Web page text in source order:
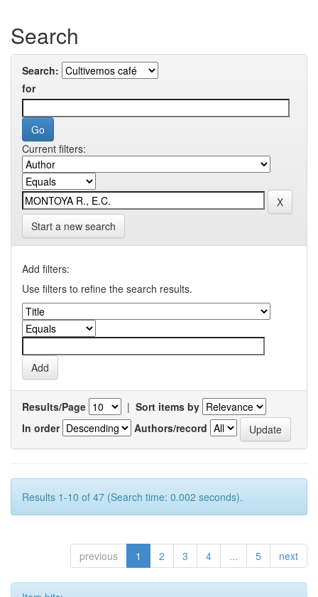
Search
Search:
for
Current filters:
Start a new search
Add filters:
Use filters to refine the search results.
Results/Page | Sort items by
In order
Authors/record
Results 1-10 of 47 (Search time: 0.002 seconds).
previous 1 2 3 4 ... 5 next